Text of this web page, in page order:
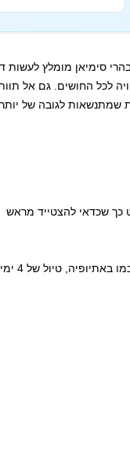
סימיאן מומלץ לעשות
לכל החושים. גם אל
מסיבה אחת – פארק הרי סימיאן כולל 20 פסגות שמתנשאות לגובה של יותר
(2018), אין בדברק כספומט כך שכדאי להצטייד מראש
בכל מקרה, מומלץ לשלם